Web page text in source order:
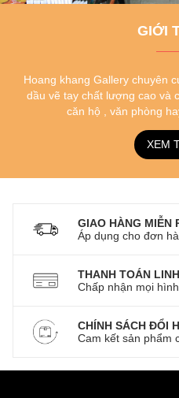
GIỚI
Hoang khang Gallery chuyên
dầu vẽ tay chất lượng cao và
căn hộ , văn phòng
XEM
GIAO HÀNG MIỄN
Áp dụng cho đơn
THANH TOÁN
Chấp nhận mọi
CHÍNH SÁCH ĐỔI
Cam kết sản phẩm